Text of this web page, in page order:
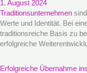
1. August 2024
Traditionsunternehmen
Werte und Identität. Bei
traditionsreiche Basis zu
erfolgreiche
Erfolgreiche Übernahme